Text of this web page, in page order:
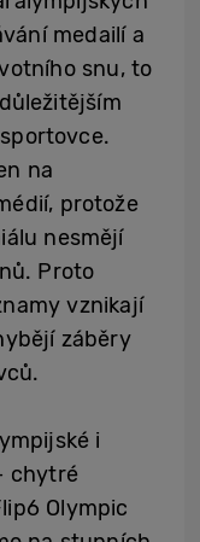
medailí a
snu, to
na
protože
nesmějí
Proto
vznikají
záběry
i
chytré
Olympic